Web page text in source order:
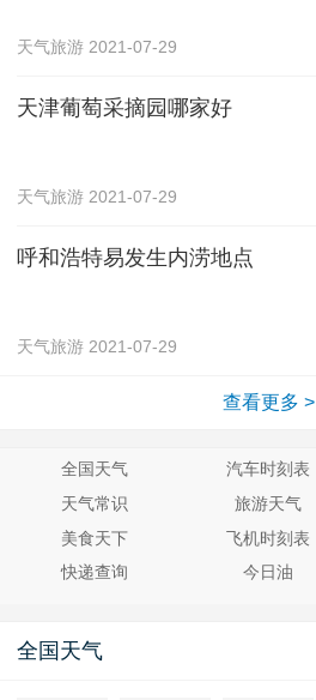
天气旅游 2021-07-29
天津葡萄采摘园哪家好
天气旅游 2021-07-29
呼和浩特易发生内涝地点
天气旅游 2021-07-29
查看更多 >
全国天气 汽车时刻表
天气常识
旅游天气
美食天下
飞机时刻表
快递查询
今日油
全国天气